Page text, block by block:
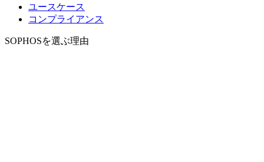
ユースケース
コンプライアンス
SOPHOSを選ぶ理由